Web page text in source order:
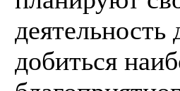
деятельность
добиться